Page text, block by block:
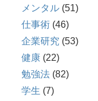
メンタル (51)
仕事術 (46)
企業研究 (53)
健康 (22)
勉強法 (82)
学生 (7)